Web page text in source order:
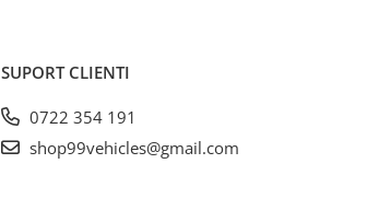
SUPORT CLIENTI
0722 354 191
shop99vehicles@gmail.com